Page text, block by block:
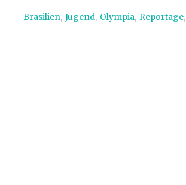
Brasilien, Jugend, Olympia, Reportage,